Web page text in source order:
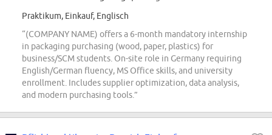
Praktikum, Einkauf, Englisch
“(COMPANY NAME) offers a 6-month mandatory internship
in packaging purchasing (wood, paper, plastics) for
business/SCM students. On-site role in Germany requiring
English/German fluency, MS Office skills, and university
enrollment. Includes supplier optimization, data analysis,
and modern purchasing tools.”